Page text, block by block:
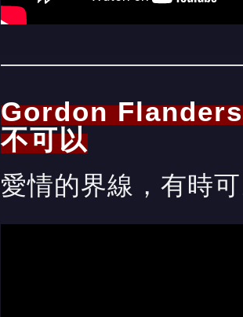
Gordon
不可以
愛情的界線，有時